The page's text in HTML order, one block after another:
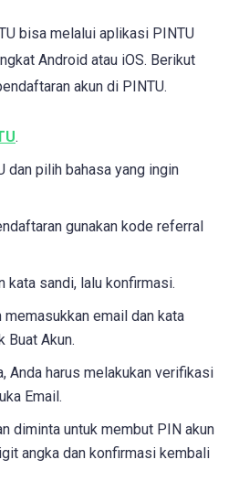
bisa melalui aplikasi PINTU
Android atau iOS. Berikut
akun di PINTU.
.
dan pilih bahasa yang ingin
gunakan kode referral
kata sandi, lalu konfirmasi.
memasukkan email dan kata
Buat Akun.
Anda harus melakukan verifikasi
Email.
diminta untuk membut PIN akun
angka dan konfirmasi kembali